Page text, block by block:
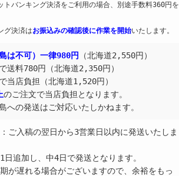
バンキング決済をご利用の場合、別途手数料360円を
グ決済はお振込みの確認後に作業を開始いたします。
は不可）一律980円
（北海道2,550円）
送料780円（北海道2,350円）
当店負担（北海道1,520円）
のご注文で当店負担となります。
の発送はご対応いたしかねます。
ご入稿の翌日から3営業日以内に発送いたしま
追加し、中4日で発送となります。
が遅れる場合がございますので、余裕をもっ